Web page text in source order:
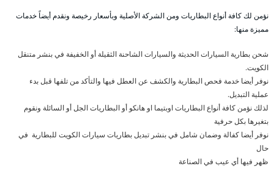
نؤمن لك كافة أنواع البطاريات ومن الشركة الأصلية وبأسعار رخيصة ونقدم أيضاً خدمات
مميزة منها:
شحن بطارية السيارات الحديثة والسيارات الشاحنة الثقيلة أو الخفيفة في بنشر متنقل
الكويت.
نوفر أيضا خدمة فحص البطارية والكشف عن العطل فيها والتأكد من تلفها قبل بدء
عملية التبديل.
لذلك نؤمن كافة أنواع البطاريات اوبتيما او هانكو أو البطاريات الجل أو السائلة ونقوم
بتغيرها بكل حرفية
نوفر أيضا كفالة وضمان شامل في بنشر تبديل بطاريات سيارات الكويت للبطارية في
حال
ظهر فيها أي عيب في الصناعة